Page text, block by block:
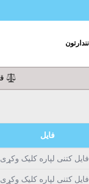
فایل
کتنی لپاره کلیک وکړی
کتنی لپاره کلیک وکړی